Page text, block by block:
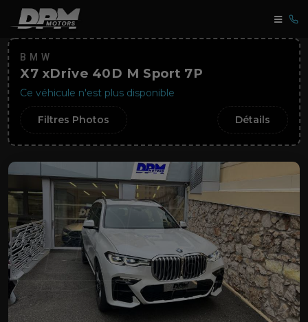
BMW
X7 xDrive 40D M Sport 7P
Ce véhicule n'est plus disponible
Filtres Photos Détails